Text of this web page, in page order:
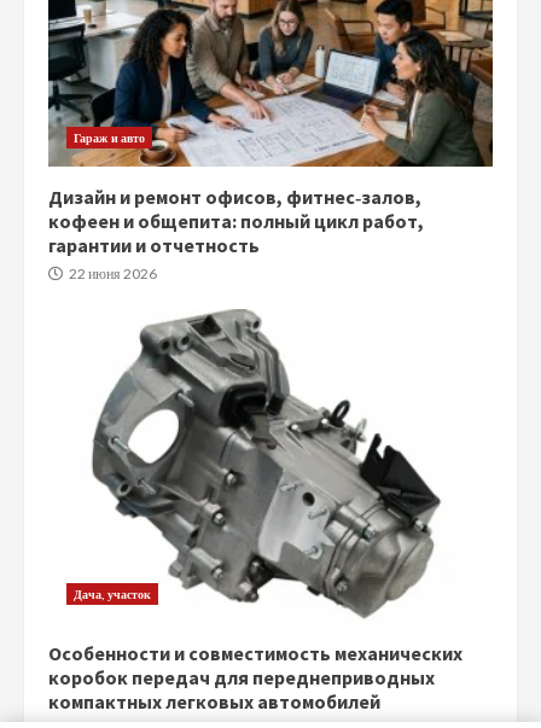
Гараж и авто
Дизайн и ремонт офисов, фитнес‑залов,
кофеен и общепита: полный цикл работ,
гарантии и отчетность
22 июня 2026
Дача, участок
Особенности и совместимость механических
коробок передач для переднеприводных
компактных легковых автомобилей